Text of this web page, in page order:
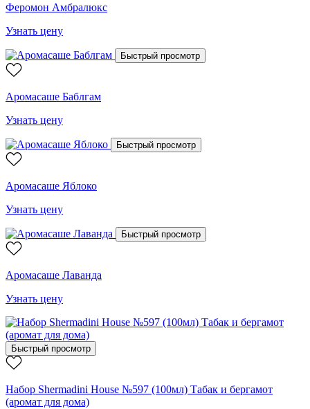
Феромон Амбралюкс
Узнать цену
Быстрый просмотр
Аромасаше Баблгам
Узнать цену
Быстрый просмотр
Аромасаше Яблоко
Узнать цену
Быстрый просмотр
Аромасаше Лаванда
Узнать цену
Быстрый просмотр
Набор Shermadini House №597 (100мл) Табак и бергамот
(аромат для дома)